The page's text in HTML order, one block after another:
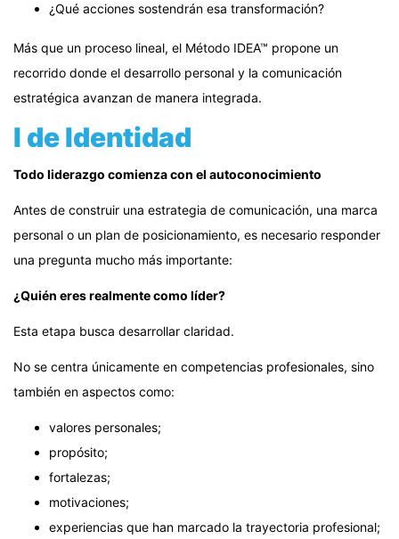
¿Qué acciones sostendrán esa transformación?
Más que un proceso lineal, el Método IDEA™ propone un
recorrido donde el desarrollo personal y la comunicación
estratégica avanzan de manera integrada.
I de Identidad
Todo liderazgo comienza con el autoconocimiento
Antes de construir una estrategia de comunicación, una marca
personal o un plan de posicionamiento, es necesario responder
una pregunta mucho más importante:
¿Quién eres realmente como líder?
Esta etapa busca desarrollar claridad.
No se centra únicamente en competencias profesionales, sino
también en aspectos como:
valores personales;
propósito;
fortalezas;
motivaciones;
experiencias que han marcado la trayectoria profesional;